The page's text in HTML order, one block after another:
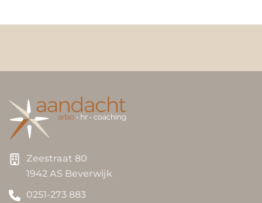
Zeestraat 80
1942 AS Beverwijk
0251-273 883